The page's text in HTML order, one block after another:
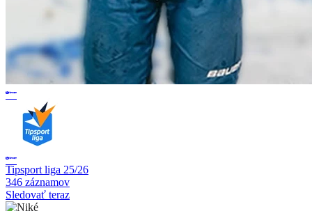
Tipsport liga 25/26
346 záznamov
Sledovať teraz